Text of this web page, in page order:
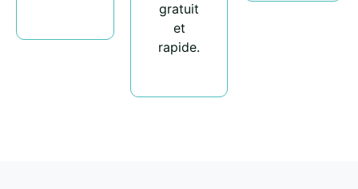
gratuit
et
rapide.